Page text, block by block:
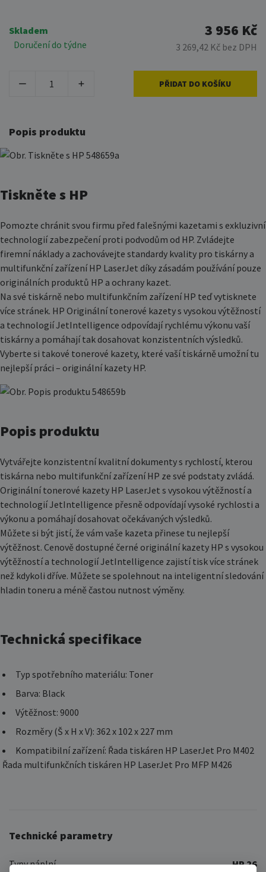
Skladem
Doručení do týdne
3 956 Kč
3 269,42 Kč bez DPH
PŘIDAT DO KOŠÍKU
Popis produktu
Tiskněte s HP
Pomozte chránit svou firmu před falešnými kazetami s exkluzivní
technologií zabezpečení proti podvodům od HP. Zvládejte
firemní náklady a zachovávejte standardy kvality pro tiskárny a
multifunkční zařízení HP LaserJet díky zásadám používání pouze
originálních produktů HP a ochrany kazet.
Na své tiskárně nebo multifunkčním zařízení HP teď vytisknete
více stránek. HP Originální tonerové kazety s vysokou výtěžností
a technologií JetIntelligence odpovídají rychlému výkonu vaší
tiskárny a pomáhají tak dosahovat konzistentních výsledků.
Vyberte si takové tonerové kazety, které vaší tiskárně umožní tu
nejlepší práci – originální kazety HP.
Popis produktu
Vytvářejte konzistentní kvalitní dokumenty s rychlostí, kterou
tiskárna nebo multifunkční zařízení HP ze své podstaty zvládá.
Originální tonerové kazety HP LaserJet s vysokou výtěžností a
technologií JetIntelligence přesně odpovídají vysoké rychlosti a
výkonu a pomáhají dosahovat očekávaných výsledků.
Můžete si být jistí, že vám vaše kazeta přinese tu nejlepší
výtěžnost. Cenově dostupné černé originální kazety HP s vysokou
výtěžností a technologií JetIntelligence zajistí tisk více stránek
než kdykoli dříve. Můžete se spolehnout na inteligentní sledování
hladin toneru a méně častou nutnost výměny.
Technická specifikace
Typ spotřebního materiálu: Toner
Barva: Black
Výtěžnost: 9000
Rozměry (Š x H x V): 362 x 102 x 227 mm
Kompatibilní zařízení: Řada tiskáren HP LaserJet Pro M402
Řada multifunkčních tiskáren HP LaserJet Pro MFP M426
Technické parametry
Typy náplní HP 26